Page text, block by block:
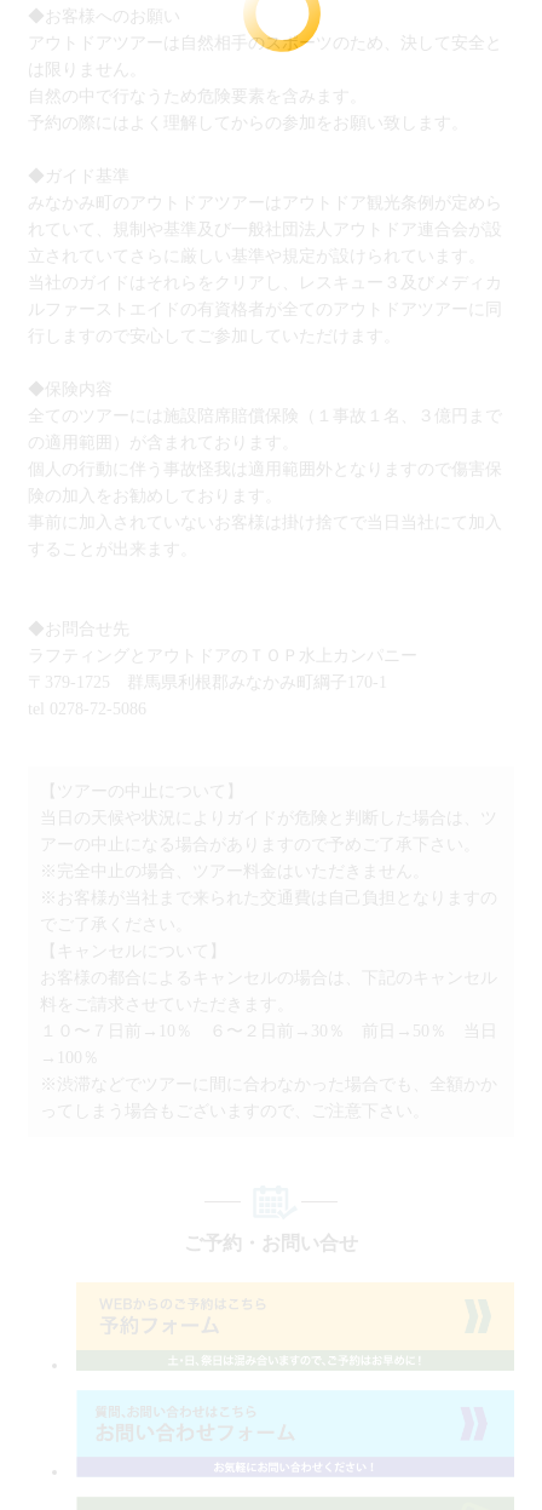
◆お客様へのお願い
アウトドアツアーは自然相手のスポーツのため、決して安全と
は限りません。
自然の中で行なうため危険要素を含みます。
予約の際にはよく理解してからの参加をお願い致します。
◆ガイド基準
みなかみ町のアウトドアツアーはアウトドア観光条例が定めら
れていて、規制や基準及び一般社団法人アウトドア連合会が設
立されていてさらに厳しい基準や規定が設けられています。
当社のガイドはそれらをクリアし、レスキュー３及びメディカ
ルファーストエイドの有資格者が全てのアウトドアツアーに同
行しますので安心してご参加していただけます。
◆保険内容
全てのツアーには施設陪席賠償保険（１事故１名、３億円まで
の適用範囲）が含まれております。
個人の行動に伴う事故怪我は適用範囲外となりますので傷害保
険の加入をお勧めしております。
事前に加入されていないお客様は掛け捨てで当日当社にて加入
することが出来ます。
◆お問合せ先
ラフティングとアウトドアのＴＯＰ水上カンパニー
〒379-1725 群馬県利根郡みなかみ町綱子170-1
tel 0278-72-5086
【ツアーの中止について】
当日の天候や状況によりガイドが危険と判断した場合は、ツ
アーの中止になる場合がありますので予めご了承下さい。
※完全中止の場合、ツアー料金はいただきません。
※お客様が当社まで来られた交通費は自己負担となりますの
でご了承ください。
【キャンセルについて】
お客様の都合によるキャンセルの場合は、下記のキャンセル
料をご請求させていただきます。
１０〜７日前→10％ ６〜２日前→30％ 前日→50％ 当日
→100％
※渋滞などでツアーに間に合わなかった場合でも、全額かか
ってしまう場合もございますので、ご注意下さい。
ご予約・お問い合せ